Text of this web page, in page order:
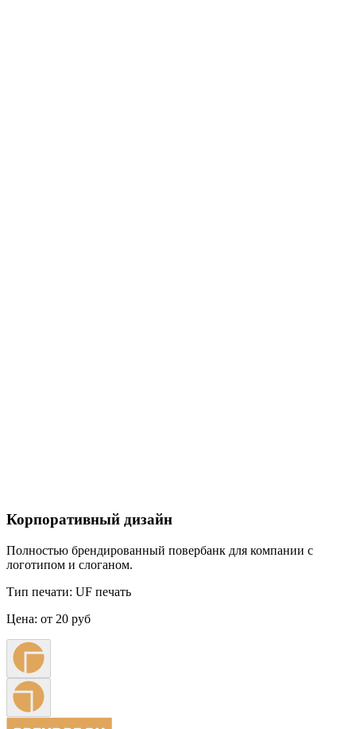
Корпоративный дизайн
Полностью брендированный повербанк для компании с
логотипом и слоганом.
Тип печати: UF печать
Цена: от 20 руб